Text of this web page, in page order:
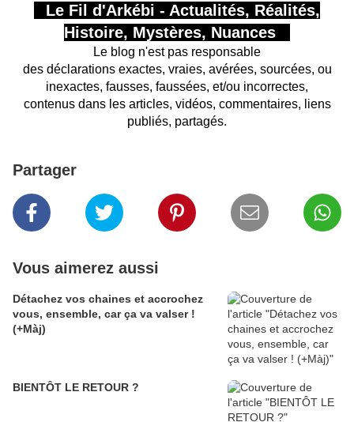
Le Fil d'Arkébi - Actualités, Réalités,
Histoire, Mystères, Nuances
Le blog n'est pas responsable
des déclarations exactes, vraies, avérées, sourcées, ou
inexactes, fausses, faussées, et/ou incorrectes,
contenus dans les articles, vidéos, commentaires, liens
publiés, partagés.
Partager
Vous aimerez aussi
Détachez vos chaines et accrochez
vous, ensemble, car ça va valser !
(+Màj)
BIENTÔT LE RETOUR ?